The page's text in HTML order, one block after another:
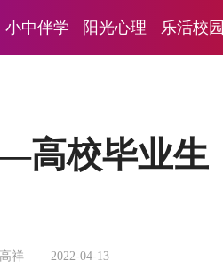
小中伴学 阳光心理 乐活校园
高校毕业生
祥 2022-04-13